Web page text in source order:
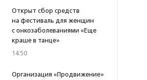
Открыт сбор средств
на фестиваль для женщин
с онкозаболеваниями «Еще
краше в танце»
14:50
Организация «Продвижение»